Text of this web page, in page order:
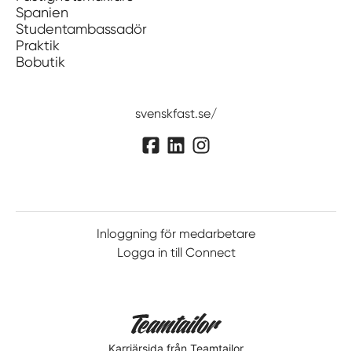
Spanien
Studentambassadör
Praktik
Bobutik
svenskfast.se/
Inloggning för medarbetare
Logga in till Connect
Karriärsida från Teamtailor